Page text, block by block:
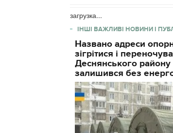
загрузка...
ІНШІ ВАЖЛИВІ НОВИНИ І
Названо адреси
зігрітися і
Деснянського району
залишився без